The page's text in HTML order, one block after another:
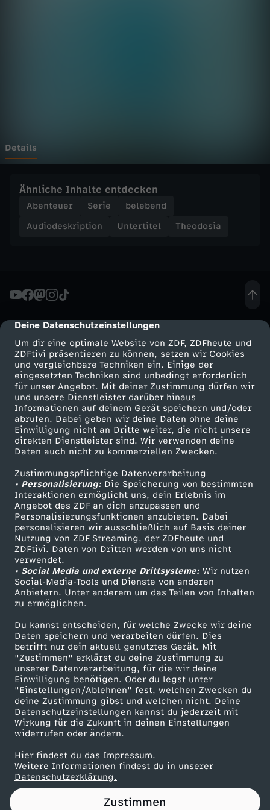
cmp-dialog-description
Deine Datenschutzeinstellungen
Um dir eine optimale Website von ZDF, ZDFheute und
ZDFtivi präsentieren zu können, setzen wir Cookies
und vergleichbare Techniken ein. Einige der
eingesetzten Techniken sind unbedingt erforderlich
für unser Angebot. Mit deiner Zustimmung dürfen wir
und unsere Dienstleister darüber hinaus
Informationen auf deinem Gerät speichern und/oder
abrufen. Dabei geben wir deine Daten ohne deine
Einwilligung nicht an Dritte weiter, die nicht unsere
direkten Dienstleister sind. Wir verwenden deine
Daten auch nicht zu kommerziellen Zwecken.
Zustimmungspflichtige Datenverarbeitung
• Personalisierung:Die Speicherung von bestimmten
Interaktionen ermöglicht uns, dein Erlebnis im
Angebot des ZDF an dich anzupassen und
Personalisierungsfunktionen anzubieten. Dabei
personalisieren wir ausschließlich auf Basis deiner
Nutzung von ZDF Streaming, der ZDFheute und
ZDFtivi. Daten von Dritten werden von uns nicht
verwendet.
• Social Media und externe Drittsysteme:Wir nutzen
Social-Media-Tools und Dienste von anderen
Anbietern. Unter anderem um das Teilen von Inhalten
zu ermöglichen.
Du kannst entscheiden, für welche Zwecke wir deine
Daten speichern und verarbeiten dürfen. Dies
betrifft nur dein aktuell genutztes Gerät. Mit
"Zustimmen" erklärst du deine Zustimmung zu
unserer Datenverarbeitung, für die wir deine
Einwilligung benötigen. Oder du legst unter
"Einstellungen/Ablehnen" fest, welchen Zwecken du
deine Zustimmung gibst und welchen nicht. Deine
Datenschutzeinstellungen kannst du jederzeit mit
Wirkung für die Zukunft in deinen Einstellungen
widerrufen oder ändern.
Hier findest du das Impressum.
Weitere Informationen findest du in unserer
Datenschutzerklärung.
Zustimmen
e
P
r
h
e
z
e
i
u
n
g
Details
Ähnliche Inhalte entdecken
Abenteuer Serie
belebend
Audiodeskription
Untertitel Theodosia
Mehr ZDF
ZDF-Apps
Smart TV
ZDFtext
Livestreams
Sendungen A-Z
TV-Programm
Service
ZDFmitreden
Kontakt zum ZDF
Tickets
Zuschauerservice
Hilfe
ZDF Unternehmen
Karriere
ZDF goes Schule
Werbefernsehen
Mainzelmännchen
Partner